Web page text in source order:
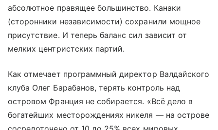
абсолютное правящее большинство. Канаки
(сторонники независимости) сохранили мощное
присутствие. И теперь баланс сил зависит от
мелких центристских партий.
Как отмечает программный директор Валдайского
клуба Олег Барабанов, терять контроль над
островом Франция не собирается. «Всё дело в
богатейших месторождениях никеля — на острове